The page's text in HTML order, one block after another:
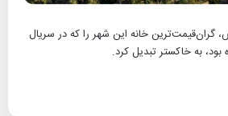
خانه این شهر را که در سریال
به خاکستر تبدیل کرد.